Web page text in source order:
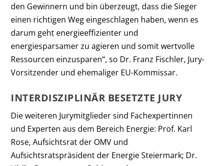
den Gewinnern und bin überzeugt, dass die Sieger
einen richtigen Weg eingeschlagen haben, wenn es
darum geht energieeffizienter und
energiesparsamer zu agieren und somit wertvolle
Ressourcen einzusparen“, so Dr. Franz Fischler, Jury-
Vorsitzender und ehemaliger EU-Kommissar.
INTERDISZIPLINÄR BESETZTE JURY
Die weiteren Jurymitglieder sind Fachexpertinnen
und Experten aus dem Bereich Energie: Prof. Karl
Rose, Aufsichtsrat der OMV und
Aufsichtsratspräsident der Energie Steiermark; Dr.